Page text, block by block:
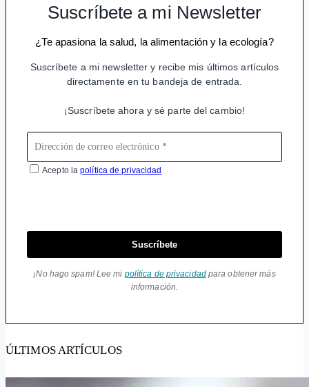
Suscríbete a mi Newsletter
¿Te apasiona la salud, la alimentación y la ecología?
Suscríbete a mi newsletter y recibe mis últimos artículos
directamente en tu bandeja de entrada.
¡Suscríbete ahora y sé parte del cambio!
Acepto lapolítica de privacidad
Suscríbete
¡No hago spam! Lee mi política de privacidadpara obtener más
información.
ÚLTIMOS ARTÍCULOS